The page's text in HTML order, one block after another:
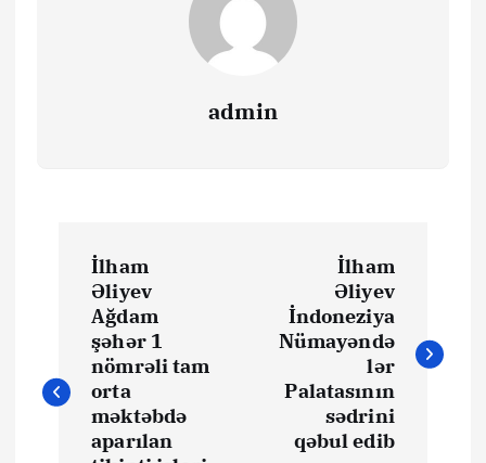
admin
ı
İlham
Əliyev
Ağdam
şəhər 1
nömrəli tam
orta
məktəbdə
aparılan
İlham
Əliyev
İndoneziya
Nümayəndə
lər
Palatasının
sədrini
qəbul edib